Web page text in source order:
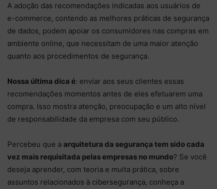
A adoção das recomendações indicadas aos usuários de
e-commerce, contendo as melhores práticas de segurança
de dados, podem apoiar os consumidores nas compras em
ambiente online, que necessitam de uma maior atenção
quanto aos procedimentos de segurança.
Nossa última dica é: enviar aos seus clientes essas
recomendações momentos antes de eles efetuarem uma
compra. Isso mostra atenção, preocupação e um alto nível
de responsabilidade da empresa com seu público.
Percebeu que a arquitetura da segurança tem sido cada
vez mais requisitada pelas empresas no mundo? Se você
deseja aprender, com teoria e muita prática, sobre
assuntos relacionados à cibersegurança, conheça a